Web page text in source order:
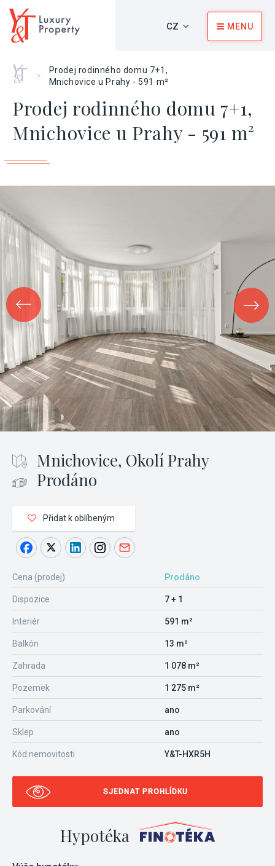
CZ MENU
Home
>
Prodej rodinného domu 7+1,
Mnichovice u Prahy - 591 m²
Prodej rodinného domu 7+1,
Mnichovice u Prahy - 591 m²
Mnichovice, Okolí Prahy
Prodáno
Přidat k oblíbeným
Cena (prodej) Prodáno
Dispozice 7 + 1
Interiér 591 m²
Balkón 13 m²
Zahrada 1 078 m²
Pozemek 1 275 m²
Parkování ano
Sklep ano
Kód nemovitosti Y&T-HXR5H
SJEDNAT PROHLÍDKU
Hypotéka